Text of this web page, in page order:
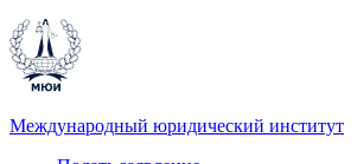
Международный юридический институт